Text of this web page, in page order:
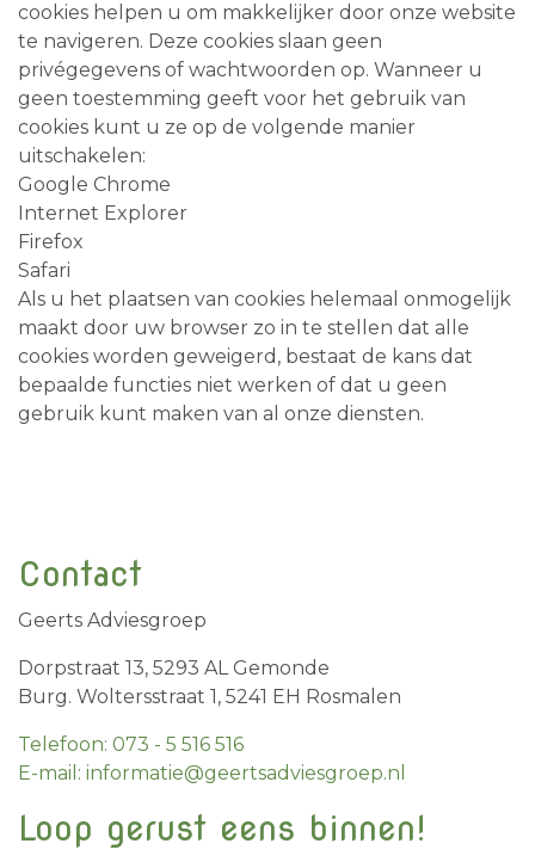
cookies helpen u om makkelijker door onze website
te navigeren. Deze cookies slaan geen
privégegevens of wachtwoorden op. Wanneer u
geen toestemming geeft voor het gebruik van
cookies kunt u ze op de volgende manier
uitschakelen:
Google Chrome
Internet Explorer
Firefox
Safari
Als u het plaatsen van cookies helemaal onmogelijk
maakt door uw browser zo in te stellen dat alle
cookies worden geweigerd, bestaat de kans dat
bepaalde functies niet werken of dat u geen
gebruik kunt maken van al onze diensten.
Contact
Geerts Adviesgroep
Dorpstraat 13, 5293 AL Gemonde
Burg. Woltersstraat 1, 5241 EH Rosmalen
Telefoon: 073 - 5 516 516
E-mail: informatie@geertsadviesgroep.nl
Loop gerust eens binnen!